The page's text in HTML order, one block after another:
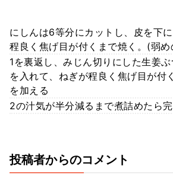
にしんは6等分にカットし、皮を下
程良く焦げ目が付くまで焼く。(弱め
1を裏返し、みじん切りにした生姜
を入れて、ねぎが程良く焦げ目が
を加える
2の汁気が半分減るまで煮詰めたら
投稿者からのコメント